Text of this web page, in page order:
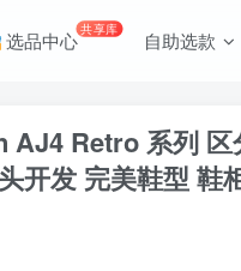
选品中心共享库 自助选款
AJ4 Retro 系列
开发 完美鞋型 鞋